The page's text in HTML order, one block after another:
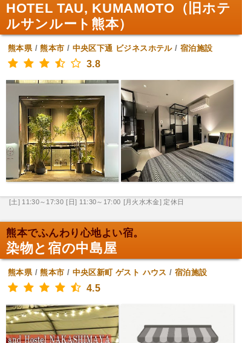
HOTEL TAU, KUMAMOTO（旧ホテ
ルサンルート熊本）
熊本県/熊本市 / 中央区下通 ビジネスホテル/ 宿泊施設
3.8
[土] 11:30～17:30 [日] 11:30～17:00 [月火水木金] 定休日
熊本でふんわり心地よい宿。
染物と宿の中島屋
熊本県/熊本市 / 中央区新町 ゲスト ハウス / 宿泊施設
4.5